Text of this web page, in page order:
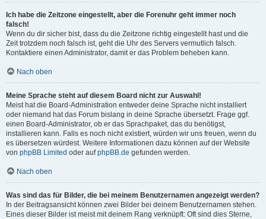
Ich habe die Zeitzone eingestellt, aber die Forenuhr geht immer noch
falsch!
Wenn du dir sicher bist, dass du die Zeitzone richtig eingestellt hast und die
Zeit trotzdem noch falsch ist, geht die Uhr des Servers vermutlich falsch.
Kontaktiere einen Administrator, damit er das Problem beheben kann.
Nach oben
Meine Sprache steht auf diesem Board nicht zur Auswahl!
Meist hat die Board-Administration entweder deine Sprache nicht installiert
oder niemand hat das Forum bislang in deine Sprache übersetzt. Frage ggf.
einen Board-Administrator, ob er das Sprachpaket, das du benötigst,
installieren kann. Falls es noch nicht existiert, würden wir uns freuen, wenn du
es übersetzen würdest. Weitere Informationen dazu können auf der Website
von phpBB Limited oder aufphpBB.de gefunden werden.
Nach oben
Was sind das für Bilder, die bei meinem Benutzernamen angezeigt werden?
In der Beitragsansicht können zwei Bilder bei deinem Benutzernamen stehen.
Eines dieser Bilder ist meist mit deinem Rang verknüpft: Oft sind dies Sterne,